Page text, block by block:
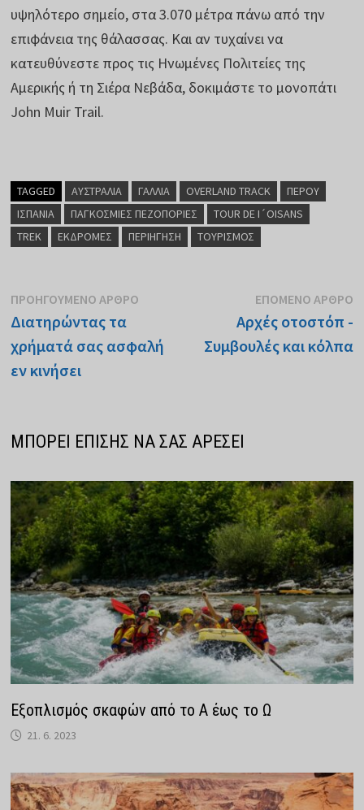
υψηλότερο σημείο, στα 3.070 μέτρα πάνω από την
επιφάνεια της θάλασσας. Και αν τυχαίνει να
κατευθύνεστε προς τις Ηνωμένες Πολιτείες της
Αμερικής ή τη Σιέρα Νεβάδα, δοκιμάστε το μονοπάτι
John Muir Trail.
TAGGED ΑΥΣΤΡΑΛΊΑ ΓΑΛΛΊΑ OVERLAND TRACK
ΠΕΡΟΎ
ΙΣΠΑΝΊΑ
ΠΑΓΚΌΣΜΙΕΣ ΠΕΖΟΠΟΡΊΕΣ
TOUR DE I´OISANS
TREK
ΕΚΔΡΟΜΈΣ ΠΕΡΙΉΓΗΣΗ ΤΟΥΡΙΣΜΌΣ
Πλοήγηση
άρθρων
ΠΡΟΗΓΟΎΜΕΝΟ ΆΡΘΡΟ
Διατηρώντας τα
χρήματά σας ασφαλή
εν κινήσει
ΕΠΌΜΕΝΟ ΆΡΘΡΟ
Αρχές οτοστόπ -
Συμβουλές και κόλπα
ΜΠΟΡΕΊ ΕΠΊΣΗΣ ΝΑ ΣΑΣ ΑΡΈΣΕΙ
Εξοπλισμός σκαφών από το Α έως το Ω
21. 6. 2023